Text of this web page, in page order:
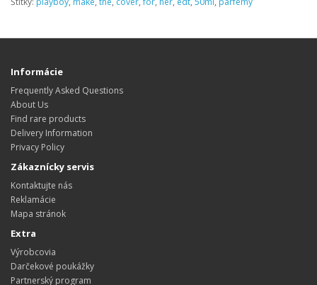
Informácie
Frequently Asked Questions
About Us
Find rare products
Delivery Information
Privacy Policy
Zákaznícky servis
Kontaktujte nás
Reklamácie
Mapa stránok
Extra
Výrobcovia
Darčekové poukážky
Partnerský program